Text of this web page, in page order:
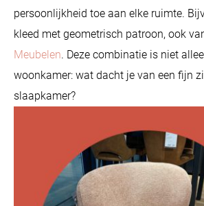
persoonlijkheid toe aan elke ruimte.
kleed met geometrisch patroon, ook
Meubelen. Deze combinatie is niet
woonkamer: wat dacht je van een fijn
slaapkamer?